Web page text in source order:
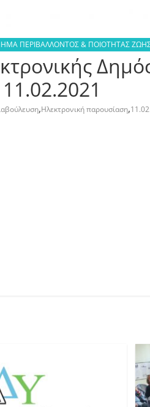
ΠΕΡΙΒΑΛΛΟΝΤΟΣ & ΠΟΙΟΤΗΤΑΣ
,Ηλεκτρονική παρουσίαση,